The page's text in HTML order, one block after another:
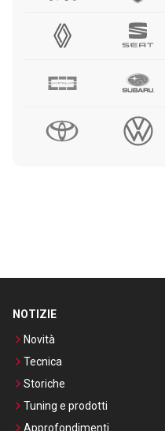
NOTIZIE
Novità
Tecnica
Storiche
Tuning e prodotti
Approfondimenti